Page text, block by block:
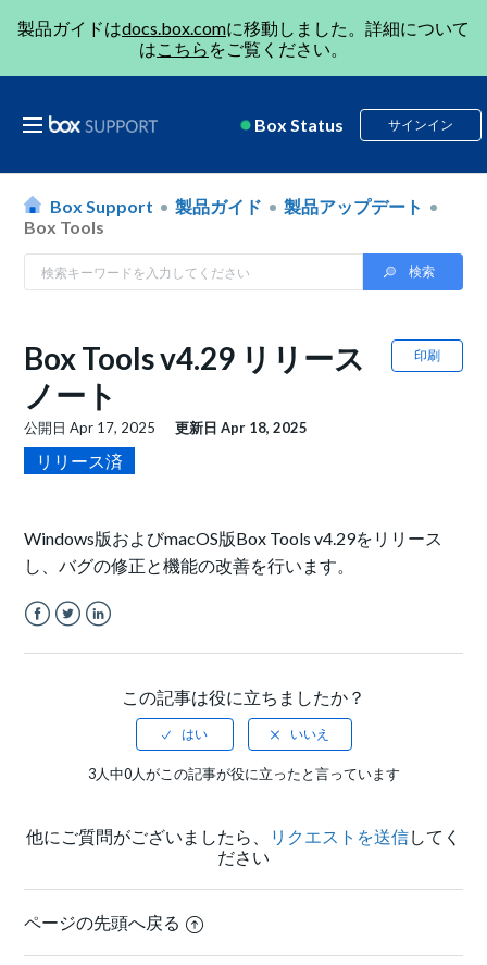
製品ガイドはdocs.box.comに移動しました。詳細について
はこちら をご覧ください。
Box Status サインイン
Box Support 製品ガイド
製品アップデート
Box Tools
印刷
Box Tools v4.29 リリース
ノート
公開日Apr 17, 2025 更新日Apr 18, 2025
リリース済
Windows版およびmacOS版Box Tools v4.29をリリース
し、バグの修正と機能の改善を行います。
この記事は役に立ちましたか？
3人中0人がこの記事が役に立ったと言っています
他にご質問がございましたら、 リクエストを送信してく
ださい
ページの先頭へ戻る